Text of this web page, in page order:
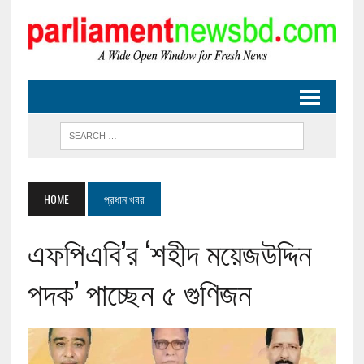
HOME প্রধান খবর
এফপিএবি’র ‘শহীদ ময়েজউদ্দিন
পদক’ পাচ্ছেন ৫ গুণিজন